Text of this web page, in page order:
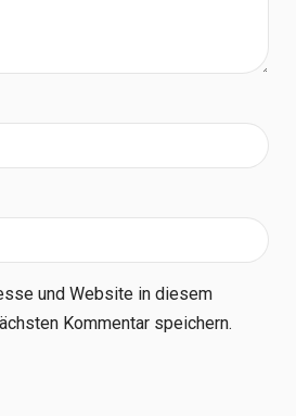
und Website in diesem
Kommentar speichern.